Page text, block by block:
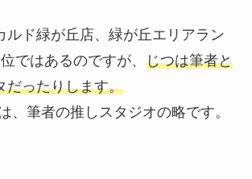
ルド緑が丘店、緑が丘エリアラン
ではあるのですが、 じつは筆者と
だったりします。
、筆者の推しスタジオの略です。